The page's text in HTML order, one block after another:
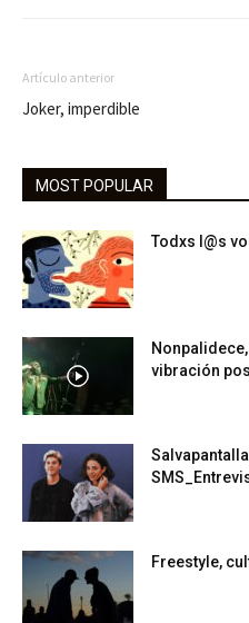
Artículo anterior
Joker, imperdible
MOST POPULAR
Todxs l@s
vibración
Freestyle,